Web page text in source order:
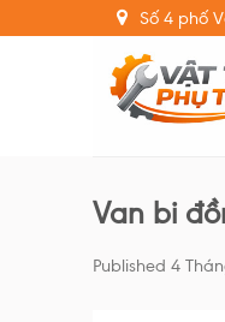
to
Số 4 phố
Van bi
Published 4